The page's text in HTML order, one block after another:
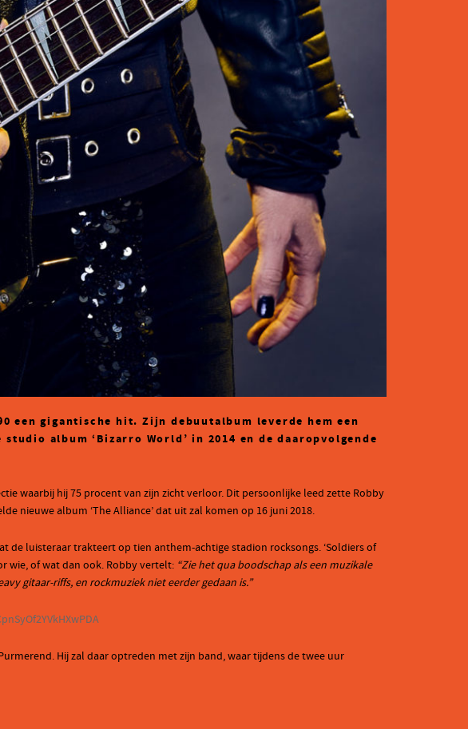
een gigantische hit. Zijn debuutalbum leverde hem een
album ‘Bizarro World’ in 2014 en de daaropvolgende
waarbij hij 75 procent van zijn zicht verloor. Dit persoonlijke leed zette Robby
nieuwe album ‘The Alliance’ dat uit zal komen op 16 juni 2018.
de luisteraar trakteert op tien anthem-achtige stadion rocksongs. ‘Soldiers of
wie, of wat dan ook. Robby vertelt: “Zie het qua boodschap als een muzikale
gitaar-riffs, en rockmuziek niet eerder gedaan is.”
Hij zal daar optreden met zijn band, waar tijdens de twee uur